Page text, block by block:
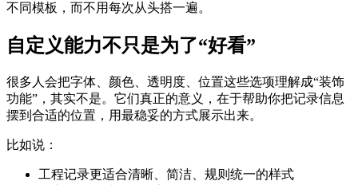
不同模板，而不用每次从头搭一遍。
自定义能力不只是为了“好看”
很多人会把字体、颜色、透明度、位置这些选项理解成“装饰
功能”，其实不是。它们真正的意义，在于帮助你把记录信息
摆到合适的位置，用最稳妥的方式展示出来。
比如说：
工程记录更适合清晰、简洁、规则统一的样式